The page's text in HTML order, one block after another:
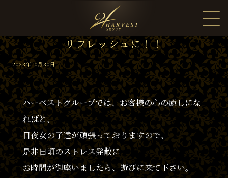
リフレッシュに！！
2023年10月30日
ハーベストグループでは、お客様の心の癒しにな
ればと、
日夜女の子達が頑張っておりますので、
是非日頃のストレス発散に
お時間が御座いましたら、遊びに来て下さい。